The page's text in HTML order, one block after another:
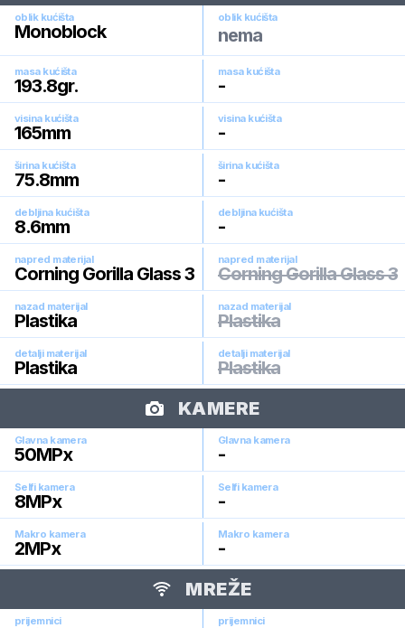
oblik kućišta
Monoblock
oblik kućišta
nema
masa kućišta
193.8gr.
masa kućišta
-
visina kućišta
165mm
visina kućišta
-
širina kućišta
75.8mm
širina kućišta
-
debljina kućišta
8.6mm
debljina kućišta
-
napred materijal
Corning Gorilla Glass 3
napred materijal
Corning Gorilla Glass 3
nazad materijal
Plastika
nazad materijal
Plastika
detalji materijal
Plastika
detalji materijal
Plastika
KAMERE
Glavna kamera
50MPx
Glavna kamera
-
Selfi kamera
8MPx
Selfi kamera
-
Makro kamera
2MPx
Makro kamera
-
MREŽE
prijemnici prijemnici